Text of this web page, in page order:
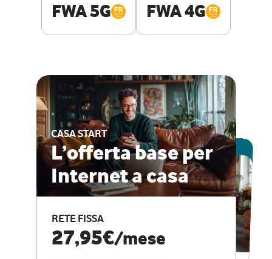
FWA 5G FWA 4G
CASA START
L’offerta base per
Internet a casa
RETE FISSA
27,95€/mese
ESCLUSIVA ONLINE
CASA PRO
Internet veloce e
vantaggi speciali